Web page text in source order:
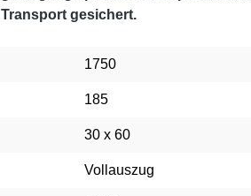
gesichert.
1750
185
30 x 60
Vollauszug